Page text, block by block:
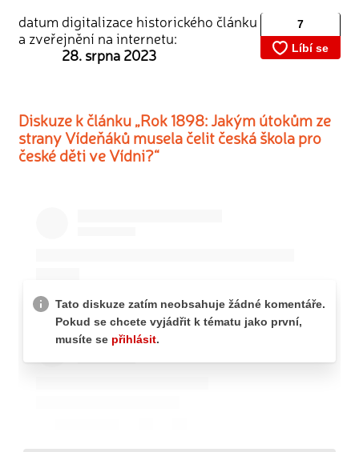
datum digitalizace historického článku
a zveřejnění na internetu:
28. srpna 2023
Diskuze k článku „Rok 1898: Jakým útokům ze
strany Vídeňáků musela čelit česká škola pro
české děti ve Vídni?“